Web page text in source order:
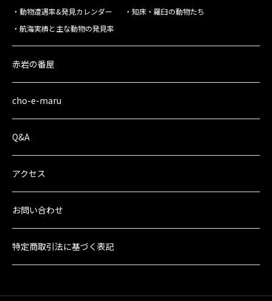
動物遭遇率&発見カレンダー
知床・羅臼の動物たち
航海実績と主な動物の発見率
赤岩の番屋
cho-e-maru
Q&A
アクセス
お問い合わせ
特定商取引法に基づく表記